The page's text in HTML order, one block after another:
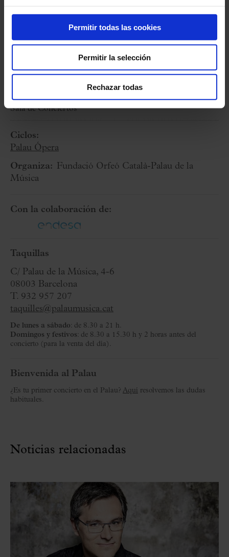
Permitir todas las cookies
Permitir la selección
Rechazar todas
Producción estrenada en el Festival de Torroella
de Montgrí el 29 de julio de 2023 (Auditori
Espai Ter, Torroella de Montgrí).
Jueves
Sala de Conciertos
Ciclos:
Palau Ópera
Organiza: Fundació Orfeó Català-Palau de la
Música
Con la colaboración de:
Taquillas
C/ Palau de la Música, 4-6
08003 Barcelona
T. 932 957 207
taquilles@palaumusica.cat
De lunes a sábado: de 8.30 a 21 h.
Domingos y festivos: de 8.30 a 15.30 h y 2 horas antes del
concierto (para la venta del día).
Bienvenida al Palau
¿Es tu primer concierto en el Palau? Aquí resolvemos las dudas
habituales.
Noticias relacionadas